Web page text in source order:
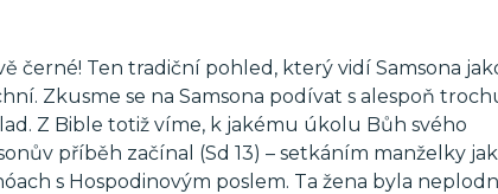
černé! Ten tradiční pohled, který vidí Samsona
Zkusme se na Samsona podívat s alespoň
Z Bible totiž víme, k jakému úkolu Bůh svého
příběh začínal (Sd 13) – setkáním manželky
s Hospodinovým poslem. Ta žena byla